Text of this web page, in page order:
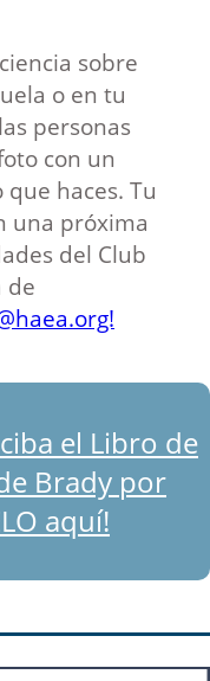
sobre
o en tu
personas
con un
haces. Tu
una próxima
del Club
de
el Libro de
Brady por
aquí!